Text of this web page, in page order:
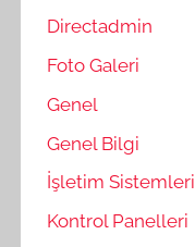
Directadmin
Foto Galeri
Genel
Genel Bilgi
İşletim Sistemleri
Kontrol Panelleri